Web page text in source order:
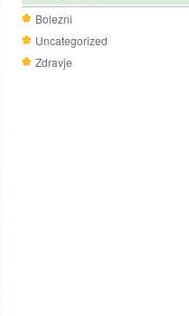
Bolezni
Uncategorized
Zdravje